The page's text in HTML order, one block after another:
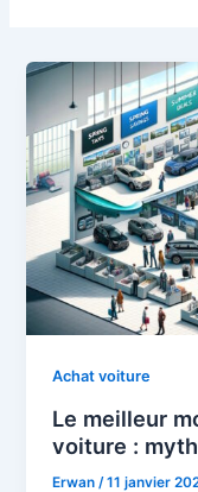
Achat voiture
Le meilleur
voiture :
Erwan /11 janvier